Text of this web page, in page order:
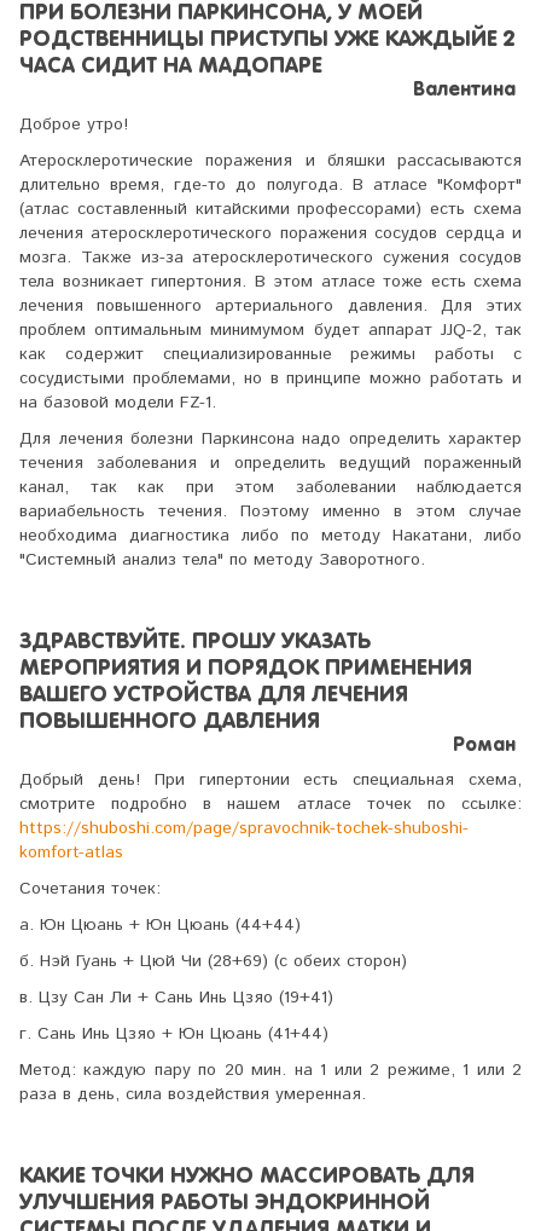
ПРИ БОЛЕЗНИ ПАРКИНСОНА, У МОЕЙ
РОДСТВЕННИЦЫ ПРИСТУПЫ УЖЕ КАЖДЫЙЕ 2
ЧАСА СИДИТ НА МАДОПАРЕ
Валентина
Доброе утро!
Атеросклеротические поражения и бляшки рассасываются
длительно время, где-то до полугода. В атласе "Комфорт"
(атлас составленный китайскими профессорами) есть схема
лечения атеросклеротического поражения сосудов сердца и
мозга. Также из-за атеросклеротического сужения сосудов
тела возникает гипертония. В этом атласе тоже есть схема
лечения повышенного артериального давления. Для этих
проблем оптимальным минимумом будет аппарат JJQ-2, так
как содержит специализированные режимы работы с
сосудистыми проблемами, но в принципе можно работать и
на базовой модели FZ-1.
Для лечения болезни Паркинсона надо определить характер
течения заболевания и определить ведущий пораженный
канал, так как при этом заболевании наблюдается
вариабельность течения. Поэтому именно в этом случае
необходима диагностика либо по методу Накатани, либо
"Системный анализ тела" по методу Заворотного.
ЗДРАВСТВУЙТЕ. ПРОШУ УКАЗАТЬ
МЕРОПРИЯТИЯ И ПОРЯДОК ПРИМЕНЕНИЯ
ВАШЕГО УСТРОЙСТВА ДЛЯ ЛЕЧЕНИЯ
ПОВЫШЕННОГО ДАВЛЕНИЯ
Роман
Добрый день! При гипертонии есть специальная схема,
смотрите подробно в нашем атласе точек по ссылке:
https://shuboshi.com/page/spravochnik-tochek-shuboshi-
komfort-atlas
Сочетания точек:
а. Юн Цюань + Юн Цюань (44+44)
б. Нэй Гуань + Цюй Чи (28+69) (с обеих сторон)
в. Цзу Сан Ли + Сань Инь Цзяо (19+41)
г. Сань Инь Цзяо + Юн Цюань (41+44)
Метод: каждую пару по 20 мин. на 1 или 2 режиме, 1 или 2
раза в день, сила воздействия умеренная.
КАКИЕ ТОЧКИ НУЖНО МАССИРОВАТЬ ДЛЯ
УЛУЧШЕНИЯ РАБОТЫ ЭНДОКРИННОЙ